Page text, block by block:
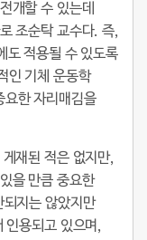
개할 수 있는데
조순탁 교수다. 즉,
도 적용될 수 있도록
인 기체 운동학
요한 자리매김을
재된 적은 없지만,
을 만큼 중요한
지는 않았지만
인용되고 있으며,